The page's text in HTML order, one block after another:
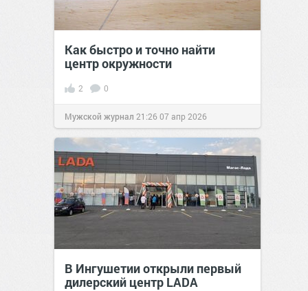
Как быстро и точно найти
центр окружности
2 0
Мужской журнал 21:2607 апр 2026
В Ингушетии открыли первый
дилерский центр LADA